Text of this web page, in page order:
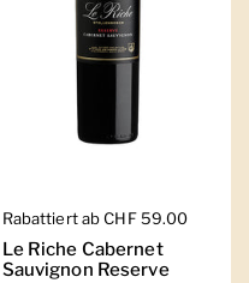
Regulärer Preis
Rabattiert ab CHF 59.00
Le Riche Cabernet
Sauvignon Reserve